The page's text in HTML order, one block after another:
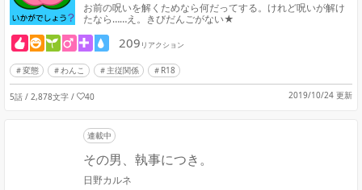
お前の呪いを解くためなら何だってする。けれど呪いが解け
たなら……え。きびだんごがない★
209 リアクション
変態 わんこ 主従関係 R18
5話 / 2,878文字 / 40 2019/10/24 更新
連載中
その男、執事につき。
日野カルネ